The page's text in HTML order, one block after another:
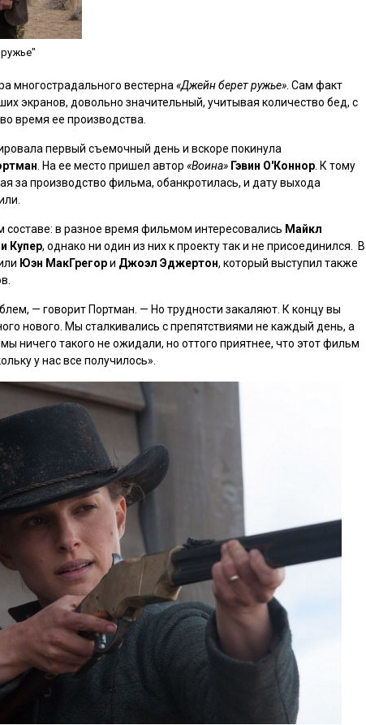
многострадального вестерна «Джейн берет ружье» . Сам факт
экранов, довольно значительный, учитывая количество бед, с
время ее производства.
первый съемочный день и вскоре покинула
. На ее место пришел автор «Воина» Гэвин О'Коннор . К тому
за производство фильма, обанкротилась, и дату выхода
составе: в разное время фильмом интересовались Майкл
Купер, однако ни один из них к проекту так и не присоединился. В
Юэн МакГрегори Джоэл Эджертон, который выступил также
— говорит Портман. — Но трудности закаляют. К концу вы
нового. Мы сталкивались с препятствиями не каждый день, а
ничего такого не ожидали, но оттого приятнее, что этот фильм
у нас все получилось».